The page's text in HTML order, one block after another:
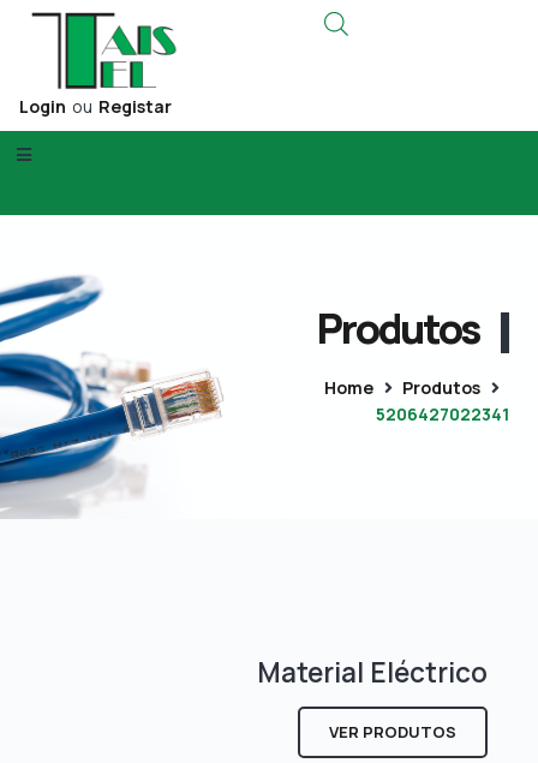
Login ou Registar
Produtos
Home
Produtos
5206427022341
Material Eléctrico
VER PRODUTOS